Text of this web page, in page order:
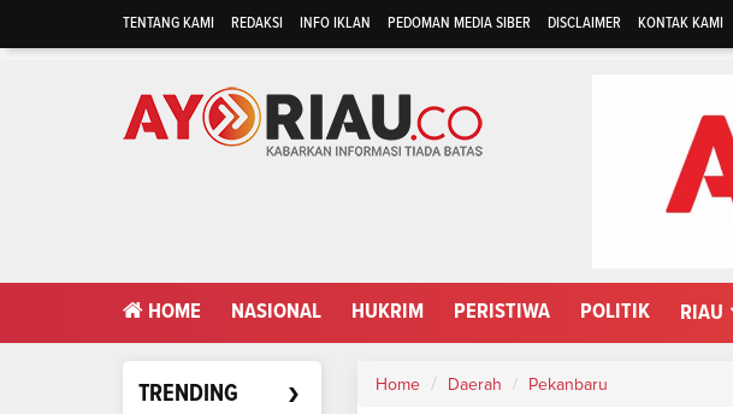
TENTANG KAMI REDAKSI INFO IKLAN PEDOMAN MEDIA SIBER DISCLAIMER KONTAK KAMI
HOME NASIONAL HUKRIM PERISTIWA POLITIK RIAU
TRENDING › Home Daerah Pekanbaru